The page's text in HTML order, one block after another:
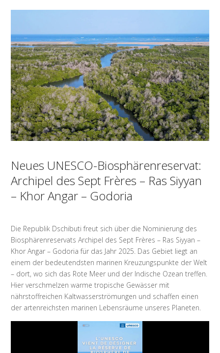
Neues UNESCO-Biosphärenreservat:
Archipel des Sept Frères – Ras Siyyan
– Khor Angar – Godoria
Die Republik Dschibuti freut sich über die Nominierung des
Biosphärenreservats Archipel des Sept Frères – Ras Siyyan –
Khor Angar – Godoria für das Jahr 2025. Das Gebiet liegt an
einem der bedeutendsten marinen Kreuzungspunkte der Welt
– dort, wo sich das Rote Meer und der Indische Ozean treffen.
Hier verschmelzen warme tropische Gewässer mit
nährstoffreichen Kaltwasserströmungen und schaffen einen
der artenreichsten marinen Lebensräume unseres Planeten.